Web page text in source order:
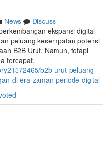
News
Discuss
ekspansi digital
peluang kesempatan potensi
B2B Urut. Namun, tetapi
terdapat.
b2b-urut-peluang-
di-era-zaman-periode-digital